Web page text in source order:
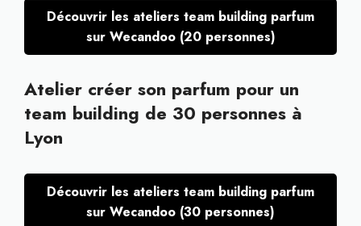
Découvrir les ateliers team building parfum
sur Wecandoo (20 personnes)
Atelier créer son parfum pour un
team building de 30 personnes à
Lyon
Découvrir les ateliers team building parfum
sur Wecandoo (30 personnes)